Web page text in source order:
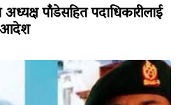
पाँडेसहित पदाधिकारीलाई
आदेश